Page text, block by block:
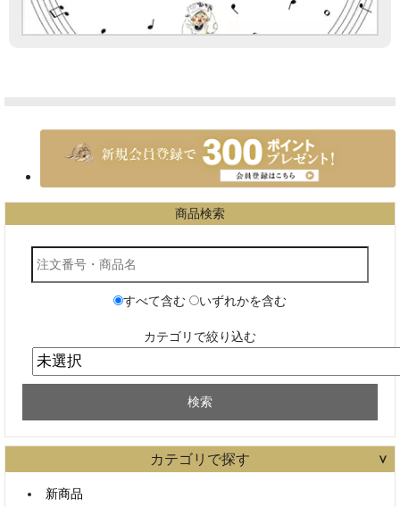
カテゴリで探す
新商品